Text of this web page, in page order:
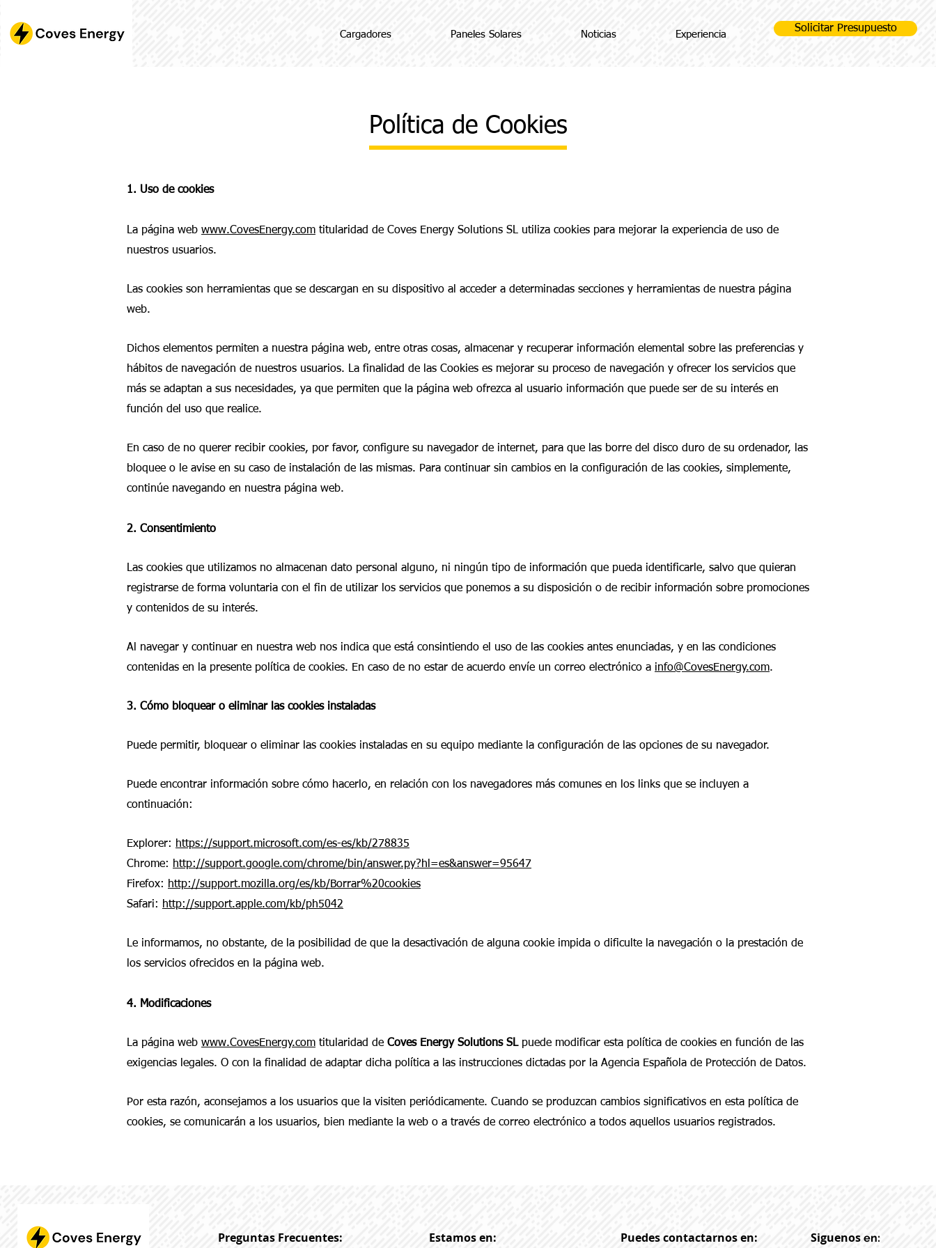
Cargadores Paneles Solares Noticias Experiencia
Solicitar Presupuesto
Política de Cookies
1. Uso de cookies
La página web www.CovesEnergy.com titularidad de Coves Energy Solutions SL utiliza cookies para mejorar la experiencia de uso de
nuestros usuarios.
Las cookies son herramientas que se descargan en su dispositivo al acceder a determinadas secciones y herramientas de nuestra página
web.
Dichos elementos permiten a nuestra página web, entre otras cosas, almacenar y recuperar información elemental sobre las preferencias y
hábitos de navegación de nuestros usuarios. La finalidad de las Cookies es mejorar su proceso de navegación y ofrecer los servicios que
más se adaptan a sus necesidades, ya que permiten que la página web ofrezca al usuario información que puede ser de su interés en
función del uso que realice.
En caso de no querer recibir cookies, por favor, configure su navegador de internet, para que las borre del disco duro de su ordenador, las
bloquee o le avise en su caso de instalación de las mismas. Para continuar sin cambios en la configuración de las cookies, simplemente,
continúe navegando en nuestra página web.
2. Consentimiento
Las cookies que utilizamos no almacenan dato personal alguno, ni ningún tipo de información que pueda identificarle, salvo que quieran
registrarse de forma voluntaria con el fin de utilizar los servicios que ponemos a su disposición o de recibir información sobre promociones
y contenidos de su interés.
Al navegar y continuar en nuestra web nos indica que está consintiendo el uso de las cookies antes enunciadas, y en las condiciones
contenidas en la presente política de cookies. En caso de no estar de acuerdo envíe un correo electrónico a info@CovesEnergy.com.
3. Cómo bloquear o eliminar las cookies instaladas
Puede permitir, bloquear o eliminar las cookies instaladas en su equipo mediante la configuración de las opciones de su navegador.
Puede encontrar información sobre cómo hacerlo, en relación con los navegadores más comunes en los links que se incluyen a
continuación:
Explorer: https://support.microsoft.com/es-es/kb/278835
Chrome: http://support.google.com/chrome/bin/answer.py?hl=es&answer=95647
Firefox: http://support.mozilla.org/es/kb/Borrar%20cookies
Safari: http://support.apple.com/kb/ph5042
Le informamos, no obstante, de la posibilidad de que la desactivación de alguna cookie impida o dificulte la navegación o la prestación de
los servicios ofrecidos en la página web.
4. Modificaciones
La página web www.CovesEnergy.com titularidad de Coves Energy Solutions SLpuede modificar esta política de cookies en función de las
exigencias legales. O con la finalidad de adaptar dicha política a las instrucciones dictadas por la Agencia Española de Protección de Datos.
Por esta razón, aconsejamos a los usuarios que la visiten periódicamente. Cuando se produzcan cambios significativos en esta política de
cookies, se comunicarán a los usuarios, bien mediante la web o a través de correo electrónico a todos aquellos usuarios registrados.
Preguntas Frecuentes: Estamos en: Puedes contactarnos en: Siguenos en: